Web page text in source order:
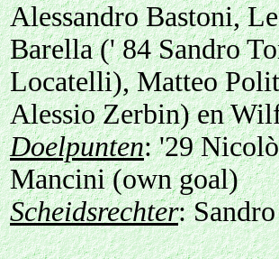
Alessandro Bastoni,
Barella (' 84 Sandro
Locatelli), Matteo
Alessio Zerbin) en
Doelpunten: '29
Mancini (own goal)
Scheidsrechter: